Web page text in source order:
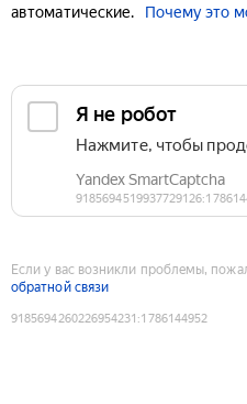
автоматические.
Почему это
Если у вас возникли проблемы,
обратной связи
9185694260226954231 :1786144952